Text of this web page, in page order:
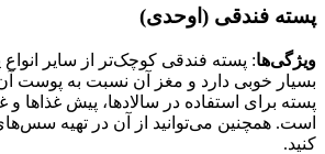
پسته فندقی (اوحدی)
ویژگی‌ها: پسته فندقی کوچک‌تر از سایر
بسیار خوبی دارد و مغز آن نسبت به پوست
پسته برای استفاده در سالادها، پیش غذاها
است. همچنین می‌توانید از آن در تهیه
کنید.